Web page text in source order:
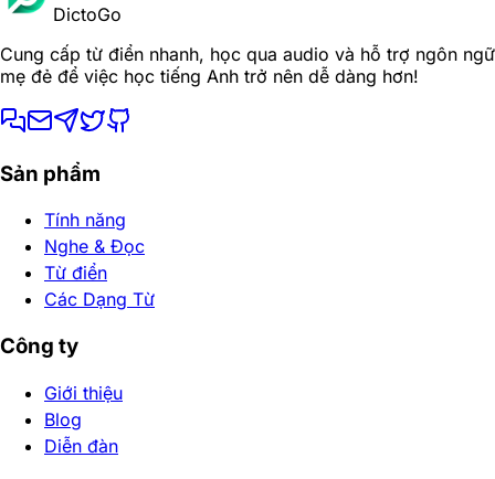
DictoGo
Cung cấp từ điển nhanh, học qua audio và hỗ trợ ngôn ngữ
mẹ đẻ để việc học tiếng Anh trở nên dễ dàng hơn!
Sản phẩm
Tính năng
Nghe & Đọc
Từ điển
Các Dạng Từ
Công ty
Giới thiệu
Blog
Diễn đàn